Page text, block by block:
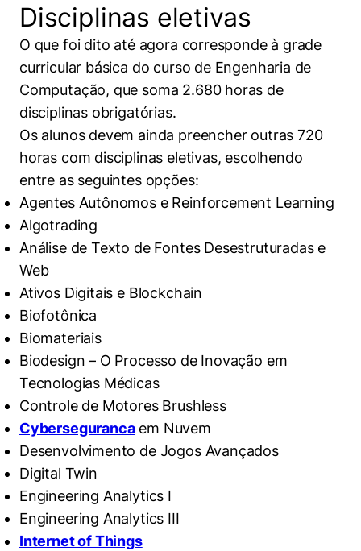
Disciplinas eletivas
O que foi dito até agora corresponde à grade
curricular básica do curso de Engenharia de
Computação, que soma 2.680 horas de
disciplinas obrigatórias.
Os alunos devem ainda preencher outras 720
horas com disciplinas eletivas, escolhendo
entre as seguintes opções:
Agentes Autônomos e Reinforcement Learning
Algotrading
Análise de Texto de Fontes Desestruturadas e
Web
Ativos Digitais e Blockchain
Biofotônica
Biomateriais
Biodesign – O Processo de Inovação em
Tecnologias Médicas
Controle de Motores Brushless
Cybersegurancaem Nuvem
Desenvolvimento de Jogos Avançados
Digital Twin
Engineering Analytics I
Engineering Analytics III
Internet of Things